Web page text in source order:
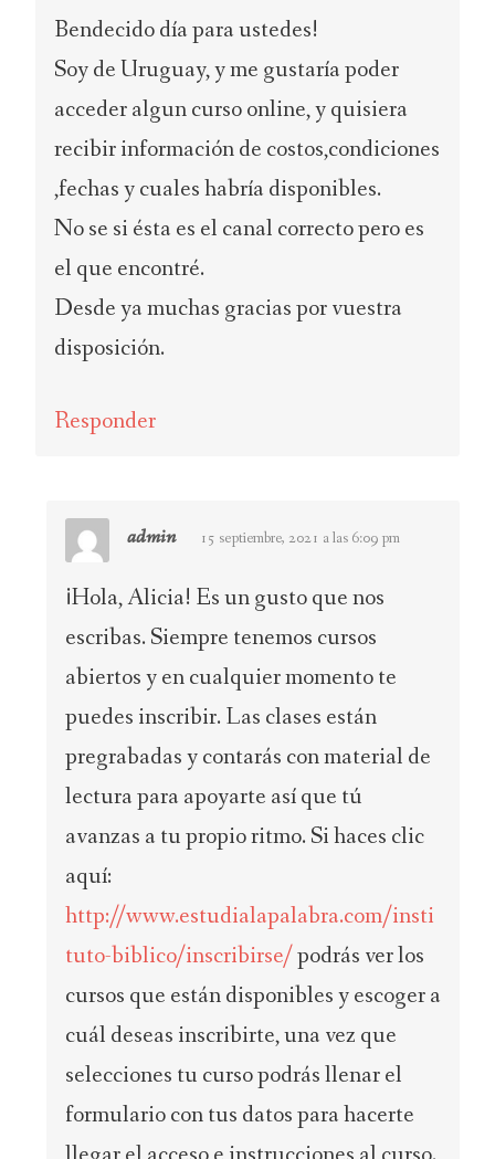
Bendecido día para ustedes!
Soy de Uruguay, y me gustaría poder
acceder algun curso online, y quisiera
recibir información de costos,condiciones
,fechas y cuales habría disponibles.
No se si ésta es el canal correcto pero es
el que encontré.
Desde ya muchas gracias por vuestra
disposición.
Responder
admin 15 septiembre, 2021 a las 6:09 pm
¡Hola, Alicia! Es un gusto que nos
escribas. Siempre tenemos cursos
abiertos y en cualquier momento te
puedes inscribir. Las clases están
pregrabadas y contarás con material de
lectura para apoyarte así que tú
avanzas a tu propio ritmo. Si haces clic
aquí:
http://www.estudialapalabra.com/insti
tuto-biblico/inscribirse/podrás ver los
cursos que están disponibles y escoger a
cuál deseas inscribirte, una vez que
selecciones tu curso podrás llenar el
formulario con tus datos para hacerte